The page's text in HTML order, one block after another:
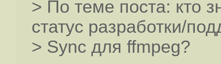
> По теме поста: кто
статус разработки/
> Sync для ffmpeg?